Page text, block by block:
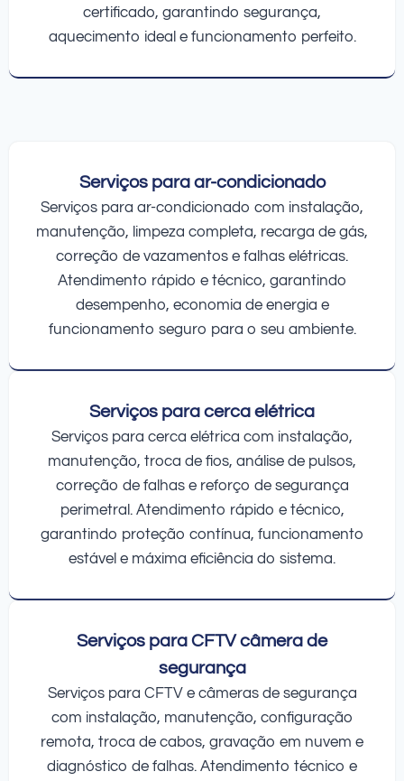
certificado, garantindo segurança,
aquecimento ideal e funcionamento perfeito.
Serviços para ar-condicionado
Serviços para ar-condicionado com instalação,
manutenção, limpeza completa, recarga de gás,
correção de vazamentos e falhas elétricas.
Atendimento rápido e técnico, garantindo
desempenho, economia de energia e
funcionamento seguro para o seu ambiente.
Serviços para cerca elétrica
Serviços para cerca elétrica com instalação,
manutenção, troca de fios, análise de pulsos,
correção de falhas e reforço de segurança
perimetral. Atendimento rápido e técnico,
garantindo proteção contínua, funcionamento
estável e máxima eficiência do sistema.
Serviços para CFTV câmera de
segurança
Serviços para CFTV e câmeras de segurança
com instalação, manutenção, configuração
remota, troca de cabos, gravação em nuvem e
diagnóstico de falhas. Atendimento técnico e